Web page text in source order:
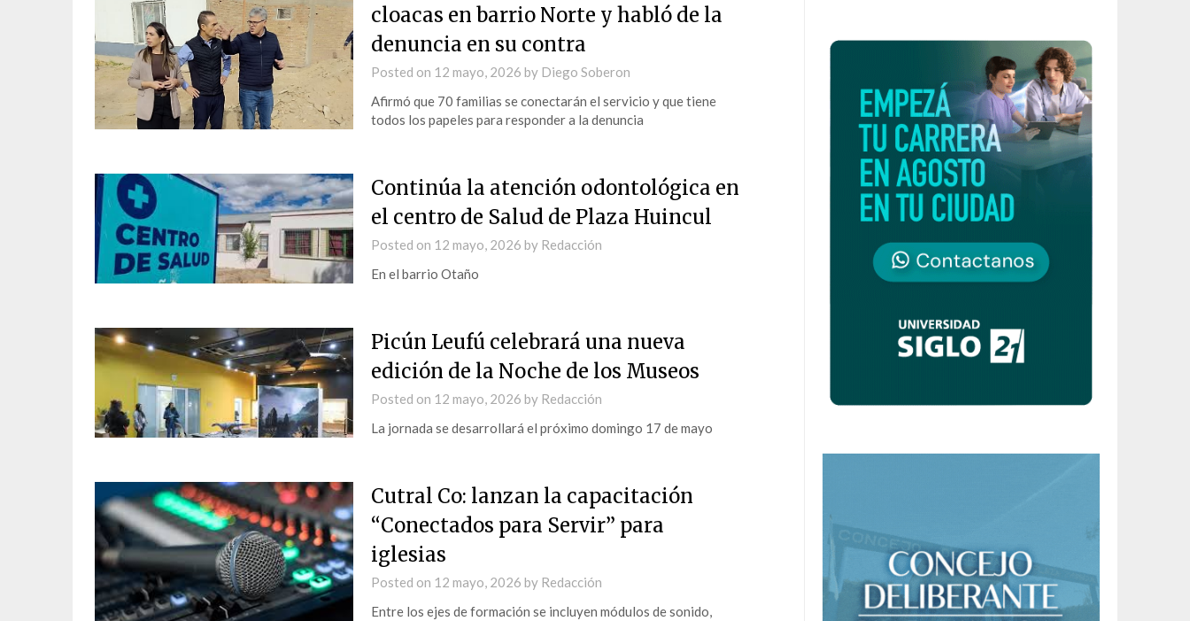
cloacas en barrio Norte y habló de la
denuncia en su contra
Posted on 12 mayo, 2026 by Diego Soberon
Afirmó que 70 familias se conectarán el servicio y que tiene
todos los papeles para responder a la denuncia
Continúa la atención odontológica en
el centro de Salud de Plaza Huincul
Posted on 12 mayo, 2026 by Redacción
En el barrio Otaño
Picún Leufú celebrará una nueva
edición de la Noche de los Museos
Posted on 12 mayo, 2026 by Redacción
La jornada se desarrollará el próximo domingo 17 de mayo
Cutral Co: lanzan la capacitación
“Conectados para Servir” para
iglesias
Posted on 12 mayo, 2026 by Redacción
Entre los ejes de formación se incluyen módulos de sonido,